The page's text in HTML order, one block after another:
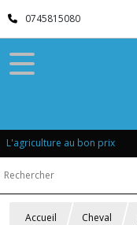
0745815080
L'agriculture au bon prix
Accueil Cheval